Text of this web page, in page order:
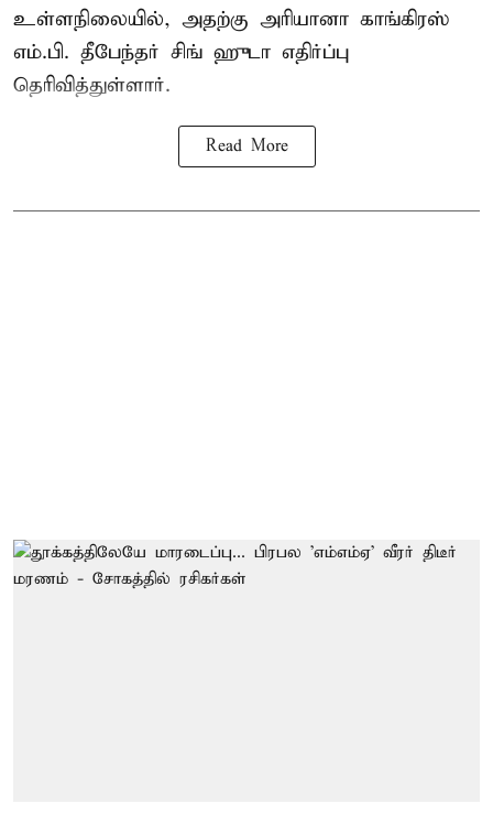
உள்ளநிலையில், அதற்கு அரியானா காங்கிரஸ்
எம்.பி. தீபேந்தர் சிங் ஹுடா எதிர்ப்பு
தெரிவித்துள்ளார்.
Read More